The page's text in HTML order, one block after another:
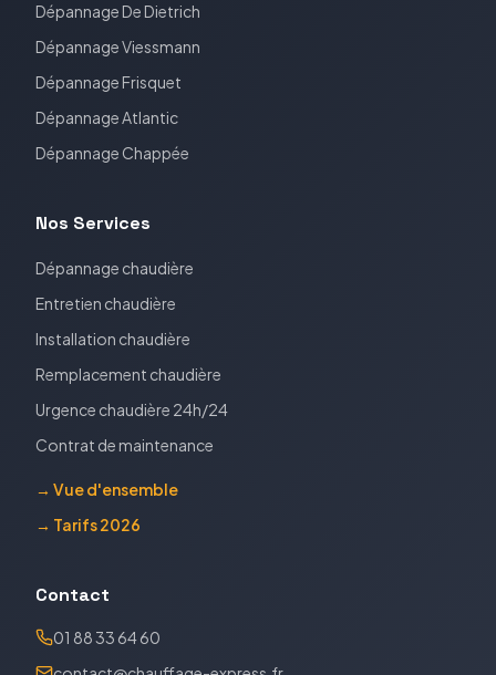
DépannageDe Dietrich
DépannageViessmann
DépannageFrisquet
DépannageAtlantic
Dépannage Chappée
Nos Services
Dépannage chaudière
Entretien chaudière
Installation chaudière
Remplacement chaudière
Urgence chaudière 24h/24
Contrat de maintenance
→ Vue d'ensemble
→ Tarifs 2026
Contact
01 88 33 64 60